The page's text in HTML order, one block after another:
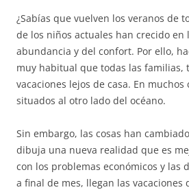
¿Sabías que vuelven los veranos de
de los niños actuales han crecido en
abundancia y del confort. Por ello,
muy habitual que todas las familias,
vacaciones lejos de casa. En muchos
situados al otro lado del océano.
Sin embargo, las cosas han
dibuja una nueva realidad que es
con los problemas económicos y las
a final de mes, llegan las vacaciones